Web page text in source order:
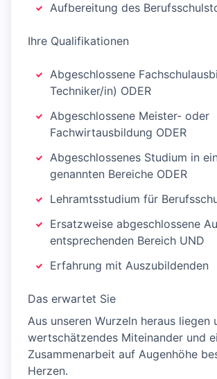
Aufbereitung des
Ihre Qualifikationen
Abgeschlossene
Techniker/in) ODER
Abgeschlossene Meister- oder
Fachwirtausbildung ODER
Abgeschlossenes Studium in
genannten Bereiche ODER
Lehramtsstudium für
Ersatzweise abgeschlossene
entsprechenden Bereich UND
Erfahrung mit Auszubildenden
Das erwartet Sie
Aus unseren Wurzeln heraus liegen
wertschätzendes Miteinander und
Zusammenarbeit auf Augenhöhe
Herzen.